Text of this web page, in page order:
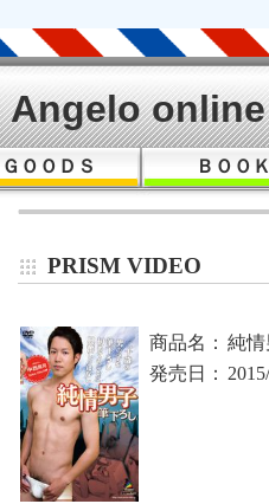
Angelo
ＧＯＯＤＳ ＢＯＯ
PRISM VIDEO
商品名： 純
発売日：